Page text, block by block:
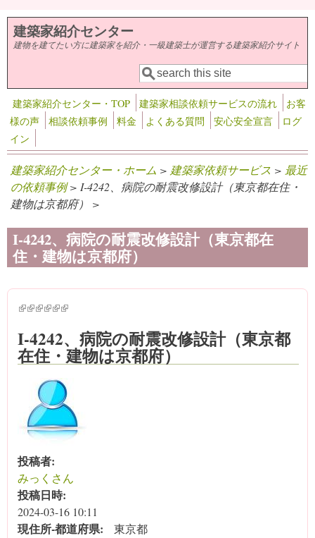
メインコンテンツに移動
建築家紹介センター
建物を建てたい方に建築家を紹介・一級建築士が運営する建築家紹介サイト
検索フォーム
検索
建築家紹介センター・TOP 建築家相談依頼サービスの流れ
お客
様の声
相談依頼事例 料金 よくある質問 安心安全宣言
ログ
イン
建築家紹介センター・ホーム > 建築家依頼サービス > 最近
の依頼事例> I-4242、病院の耐震改修設計（東京都在住・
建物は京都府） >
I-4242、病院の耐震改修設計（東京都在
住・建物は京都府）
(link is external)
(link is external)
(link is external)
(link is external)
(link is external)
(link is external)
I-4242、病院の耐震改修設計（東京都
在住・建物は京都府）
投稿者:
みっくさん
投稿日時:
2024-03-16 10:11
現住所‐都道府県: 東京都